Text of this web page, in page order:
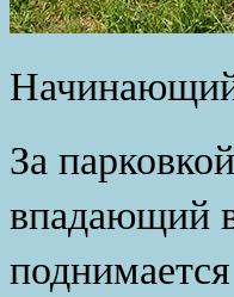
За
впадающий